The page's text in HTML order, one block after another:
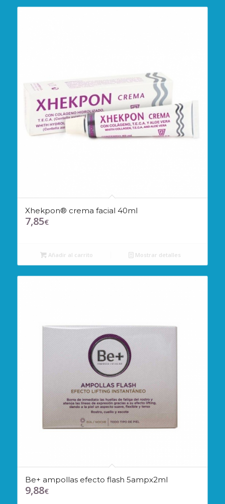
Xhekpon® crema facial 40ml
7,85€
Añadir al carrito Mostrar detalles
Be+ ampollas efecto flash 5ampx2ml
9,88€